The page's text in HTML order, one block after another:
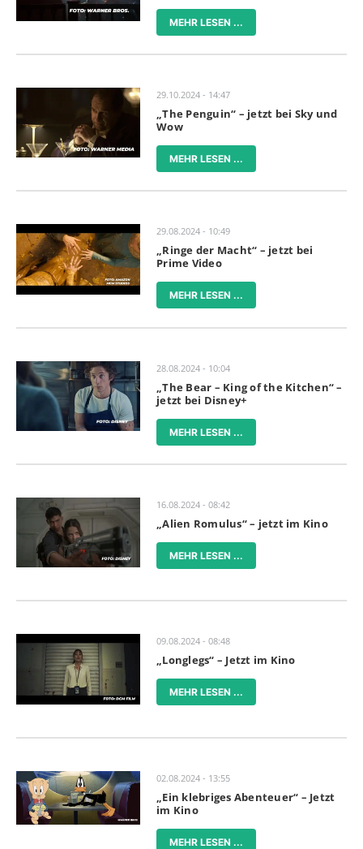
MEHR LESEN ...
29.10.2024 - 14:47
„The Penguin“ – jetzt bei Sky und
Wow
MEHR LESEN ...
29.08.2024 - 10:49
„Ringe der Macht“ – jetzt bei
Prime Video
MEHR LESEN ...
28.08.2024 - 10:04
„The Bear – King of the Kitchen“ –
jetzt bei Disney+
MEHR LESEN ...
16.08.2024 - 08:42
„Alien Romulus“ – jetzt im Kino
MEHR LESEN ...
09.08.2024 - 08:48
„Longlegs“ – Jetzt im Kino
MEHR LESEN ...
02.08.2024 - 13:55
„Ein klebriges Abenteuer“ – Jetzt
im Kino
MEHR LESEN ...